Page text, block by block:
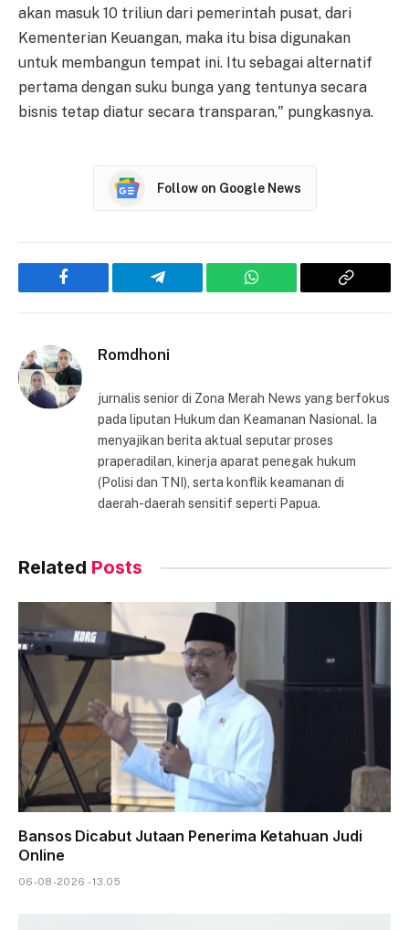
akan masuk 10 triliun dari pemerintah pusat, dari
Kementerian Keuangan, maka itu bisa digunakan
untuk membangun tempat ini. Itu sebagai alternatif
pertama dengan suku bunga yang tentunya secara
bisnis tetap diatur secara transparan," pungkasnya.
Follow on Google News
Facebook Telegram WhatsApp
Copy
Romdhoni
jurnalis senior di Zona Merah News yang berfokus
pada liputan Hukum dan Keamanan Nasional. Ia
menyajikan berita aktual seputar proses
praperadilan, kinerja aparat penegak hukum
(Polisi dan TNI), serta konflik keamanan di
daerah-daerah sensitif seperti Papua.
Related Posts
Bansos Dicabut Jutaan Penerima Ketahuan Judi
Online
06-08-2026 - 13.05